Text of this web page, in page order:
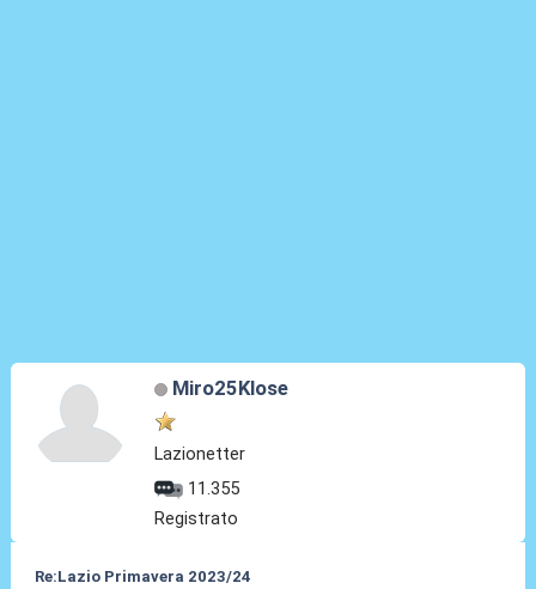
Miro25Klose
Lazionetter
11.355
Registrato
Re:Lazio Primavera 2023/24